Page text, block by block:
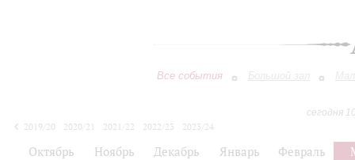
Все события Большой зал
сегодня
2019/20
2020/21 2021/22 2022/23
2023/24
Октябрь Ноябрь Декабрь Январь Февраль